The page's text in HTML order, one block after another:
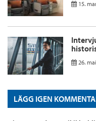
15.
26.
LÄGG IGEN